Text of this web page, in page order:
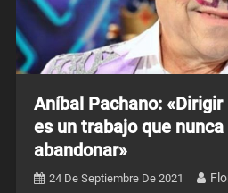
Aníbal Pachano:
es un trabajo que nunca
abandonar»
24 De Septiembre De 2021